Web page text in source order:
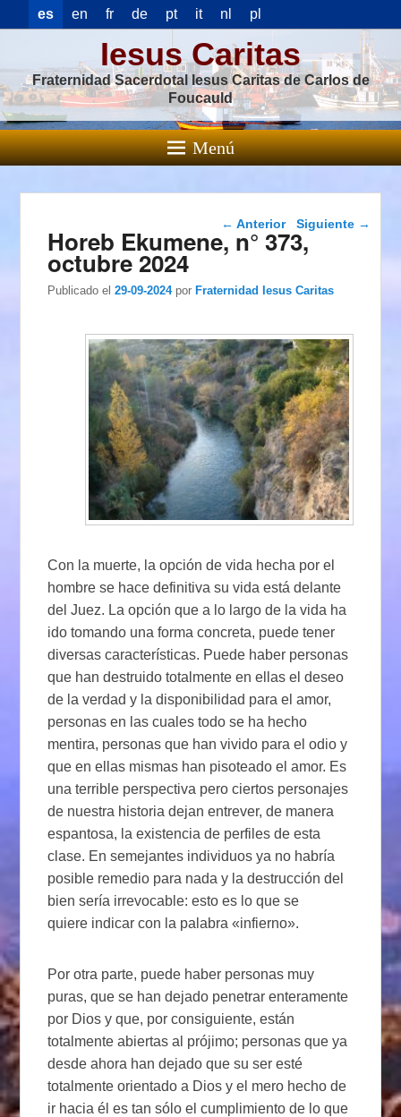
es en fr de pt it nl pl
Iesus Caritas
Fraternidad Sacerdotal Iesus Caritas de Carlos de
Foucauld
Menú
Navegación de
entradas
← Anterior Siguiente →
Horeb Ekumene, n° 373,
octubre 2024
Publicado el 29-09-2024 porFraternidad Iesus Caritas
Con la muerte, la opción de vida hecha por el
hombre se hace definitiva su vida está delante
del Juez. La opción que a lo largo de la vida ha
ido tomando una forma concreta, puede tener
diversas características. Puede haber personas
que han destruido totalmente en ellas el deseo
de la verdad y la disponibilidad para el amor,
personas en las cuales todo se ha hecho
mentira, personas que han vivido para el odio y
que en ellas mismas han pisoteado el amor. Es
una terrible perspectiva pero ciertos personajes
de nuestra historia dejan entrever, de manera
espantosa, la existencia de perfiles de esta
clase. En semejantes individuos ya no habría
posible remedio para nada y la destrucción del
bien sería irrevocable: esto es lo que se
quiere indicar con la palabra «infierno».
Por otra parte, puede haber personas muy
puras, que se han dejado penetrar enteramente
por Dios y que, por consiguiente, están
totalmente abiertas al prójimo; personas que ya
desde ahora han dejado que su ser esté
totalmente orientado a Dios y el mero hecho de
ir hacia él es tan sólo el cumplimiento de lo que